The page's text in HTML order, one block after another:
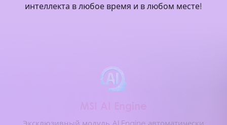
интеллекта в любое время и в любом месте!
Эксклюзивный модуль AI Engine автоматически